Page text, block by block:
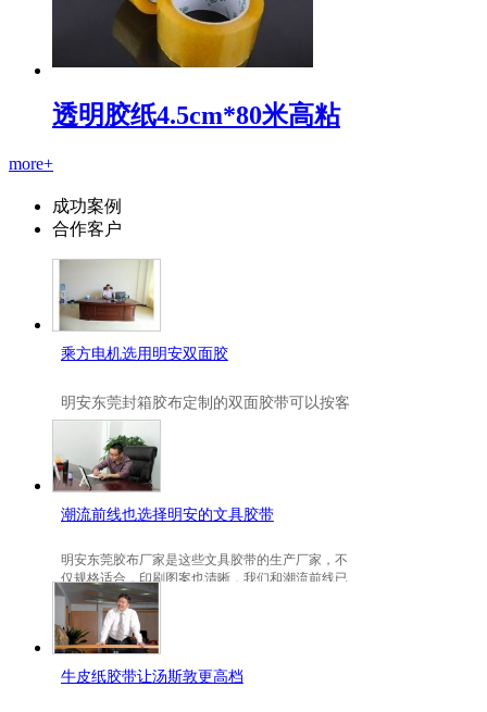
透明胶纸4.5cm*80米高粘
more+
成功案例
合作客户
乘方电机选用明安双面胶
明安东莞封箱胶布定制 的双面胶带可以按客
是可以定做的，不仅如此，规格也是可以定
做的。
潮流前线也选择明安的文具胶带
明安东莞胶布厂家是这些文具胶带的生产厂家，不
仅规格适合，印刷图案也清晰，我们和潮流前线已
有3年的稳定合作关系。
牛皮纸胶带让汤斯敦更高档